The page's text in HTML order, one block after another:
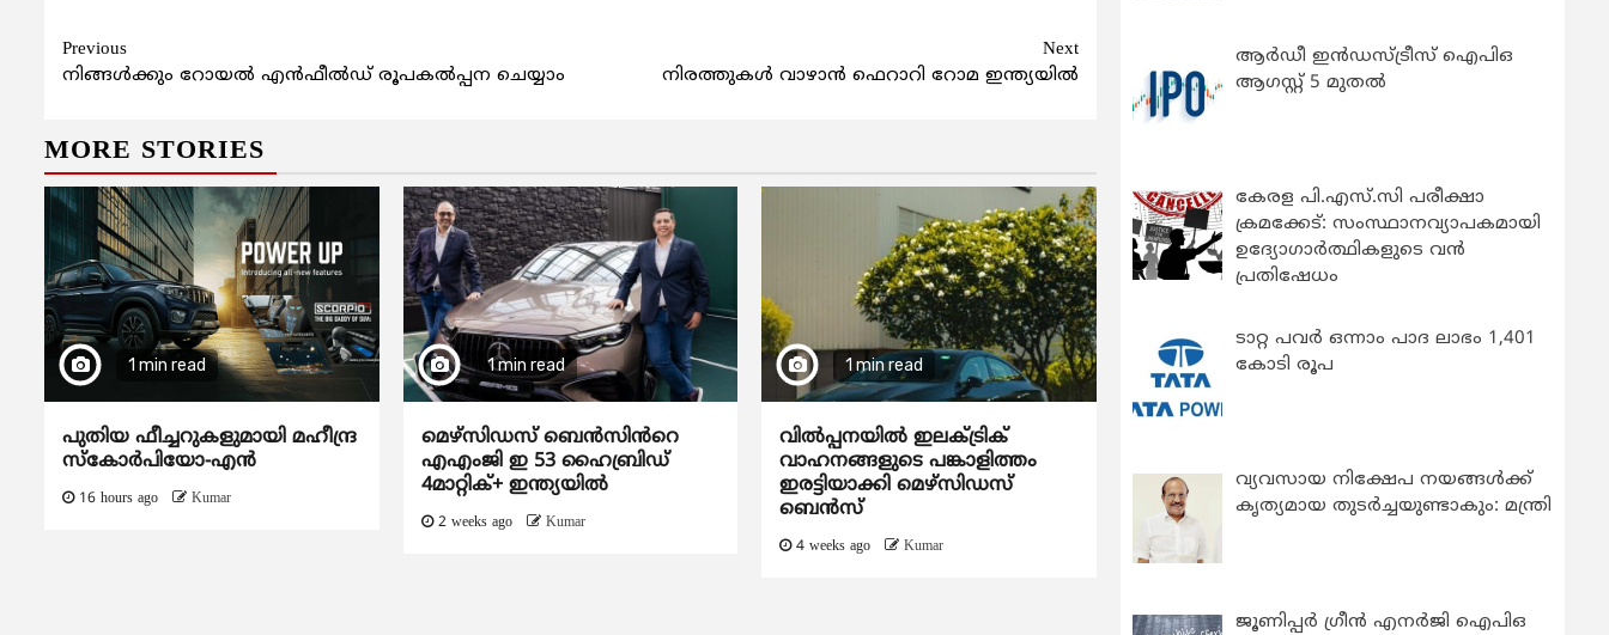
Continue
Reading
Previous
നിങ്ങള്‍ക്കും റോയല്‍ എന്‍ഫീല്‍ഡ് രൂപകല്‍പ്പന ചെയ്യാം
Next
നിരത്തുകള്‍ വാഴാന്‍ ഫെറാറി റോമ ഇന്ത്യയില്‍
MORE STORIES
1 min read
പുതിയ ഫീച്ചറുകളുമായി മഹീന്ദ്ര
സ്കോർപിയോ-എൻ
16 hours ago Kumar
1 min read
മെഴ്‌സിഡസ് ബെൻസിൻറെ
എഎംജി ഇ 53 ഹൈബ്രിഡ്
4മാറ്റിക്+ ഇന്ത്യയിൽ
2 weeks ago Kumar
1 min read
വിൽപ്പനയിൽ ഇലക്ട്രിക്
വാഹനങ്ങളുടെ പങ്കാളിത്തം
ഇരട്ടിയാക്കി മെഴ്‌സിഡസ്
ബെൻസ്
4 weeks ago Kumar
ആർഡീ ഇൻഡസ്ട്രീസ് ഐപിഒ
ആഗസ്റ്റ് 5 മുതൽ
കേരള പി.എസ്.സി പരീക്ഷാ
ക്രമക്കേട്: സംസ്ഥാനവ്യാപകമായി
ഉദ്യോഗാര്‍ത്ഥികളുടെ വന്‍
പ്രതിഷേധം
ടാറ്റ പവർ ഒന്നാം പാദ ലാഭം 1,401
കോടി രൂപ
വ്യവസായ നിക്ഷേപ നയങ്ങള്‍ക്ക്
കൃത്യമായ തുടര്‍ച്ചയുണ്ടാകും: മന്ത്രി
ജൂണിപ്പർ ഗ്രീൻ എനർജി ഐപിഒ